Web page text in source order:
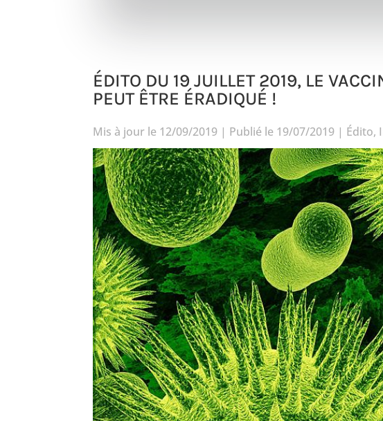
ÉDITO DU 19 JUILLET 2019, LE
PEUT ÊTRE ÉRADIQUÉ !
Mis à jour le 12/09/2019 | Publié le 19/07/2019 | Édito,